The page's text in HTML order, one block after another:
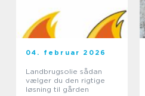
04. februar 2026
Landbrugsolie sådan
vælger du den rigtige
løsning til gården